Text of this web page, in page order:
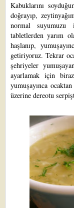
Kabuklarını
doğrayıp,
normal suyumuzu
tabletlerden yarım
haşlanıp,
getiriyoruz. Tekrar
şehriyeler
ayarlamak için
yumuşayınca
üzerine dereotu